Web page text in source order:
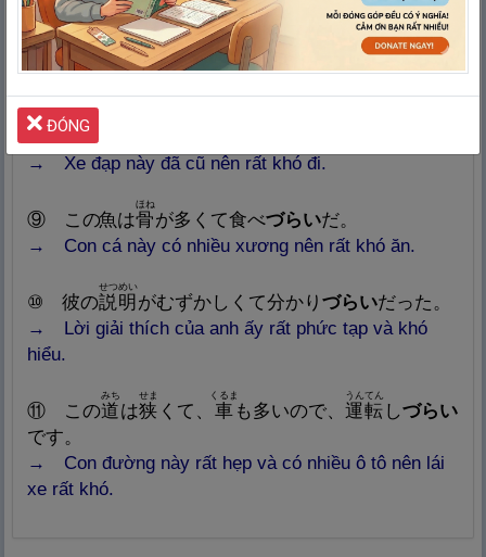
Nghĩa: Bên kia, kẻ khác, đối
phương
Nghĩa: Hợp, vừa ý, hợp lại
⑦ この漢字
かんじ
は覚
おぼ
えづらいです。
→ Chữ kanji này rất khó nhớ.
⑧ この自
→ Xe đạp này đã cũ nên rất khó đi.
⑨ この魚は骨
ほね
が多 くて食べづらいだ。
→ Con cá này có nhiều xương nên rất khó ăn.
⑩ 彼の説 明
せつめい
がむずかしくて分かり づらいだった。
→ Lời giải thích của anh ấy rất phức tạp và khó
hiểu.
⑪ この道
みち
は狭
せま
くて、 車
くるま
も多いので、 運転
うんてん
しづらい
です。
→ Con đường này rất hẹp và có nhiều ô tô nên lái
xe rất khó.
ĐÓNG